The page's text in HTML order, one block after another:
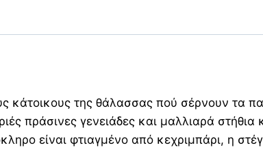
κάτοικους της θάλασσας πού σέρνουν τα
πράσινες γενειάδες και μαλλιαρά στήθια
είναι φτιαγμένο από κεχριμπάρι, η